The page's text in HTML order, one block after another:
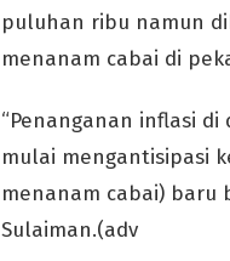
puluhan ribu namun
menanam cabai di
“Penanganan inflasi
mulai mengantisipasi
menanam cabai) baru
Sulaiman.(adv